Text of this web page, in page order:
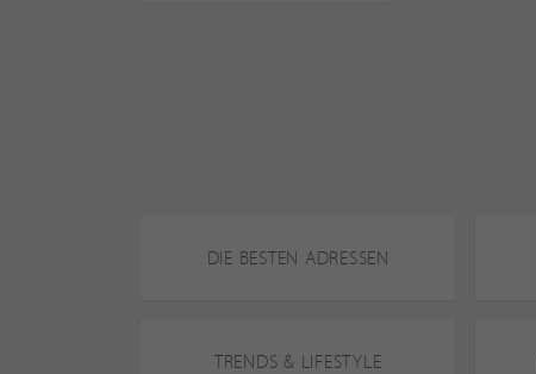
DIE BESTEN ADRESSEN
TRENDS & LIFESTYLE